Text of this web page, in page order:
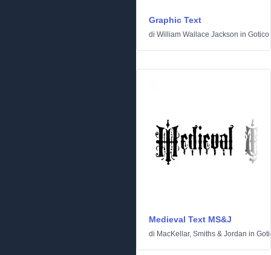
Graphic Text
di William Wallace Jackson in Gotico
Medieval Text MS&J
di MacKellar, Smiths & Jordan in